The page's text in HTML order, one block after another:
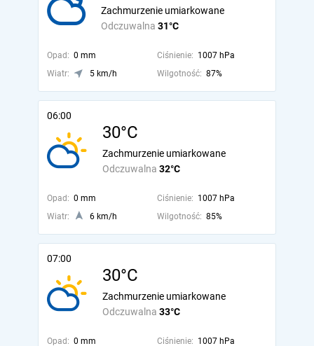
Odczuwalna 31°C
Zachmurzenie umiarkowane
Opad: 0 mm Ciśnienie: 1007 hPa
Wiatr:
5 km/h Wilgotność: 87%
06:00
30°C
Odczuwalna 32°C
Zachmurzenie umiarkowane
Opad: 0 mm Ciśnienie: 1007 hPa
Wiatr:
6 km/h Wilgotność: 85%
07:00
30°C
Odczuwalna 33°C
Zachmurzenie umiarkowane
Opad: 0 mm Ciśnienie: 1007 hPa